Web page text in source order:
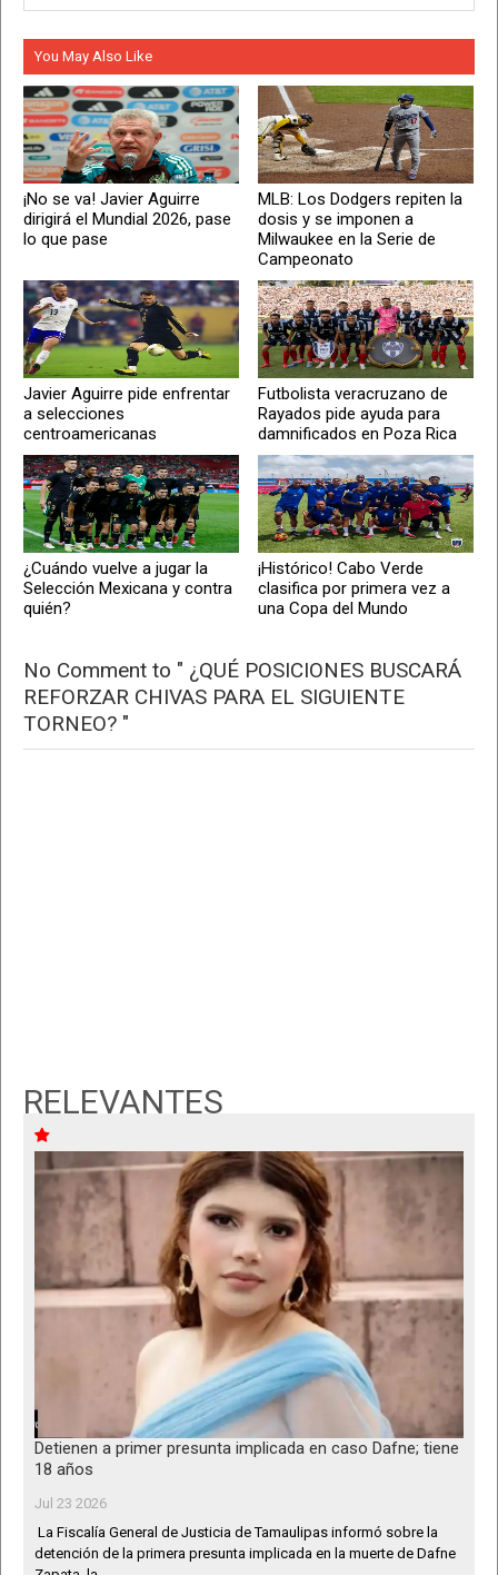
You May Also Like
¡No se va! Javier Aguirre
dirigirá el Mundial 2026, pase
lo que pase
MLB: Los Dodgers repiten la
dosis y se imponen a
Milwaukee en la Serie de
Campeonato
Javier Aguirre pide enfrentar
a selecciones
centroamericanas
Futbolista veracruzano de
Rayados pide ayuda para
damnificados en Poza Rica
¿Cuándo vuelve a jugar la
Selección Mexicana y contra
quién?
¡Histórico! Cabo Verde
clasifica por primera vez a
una Copa del Mundo
No Comment to " ¿QUÉ POSICIONES BUSCARÁ
REFORZAR CHIVAS PARA EL SIGUIENTE
TORNEO? "
RELEVANTES
Detienen a primer presunta implicada en caso Dafne; tiene
18 años
Jul 23 2026
La Fiscalía General de Justicia de Tamaulipas informó sobre la
detención de la primera presunta implicada en la muerte de Dafne